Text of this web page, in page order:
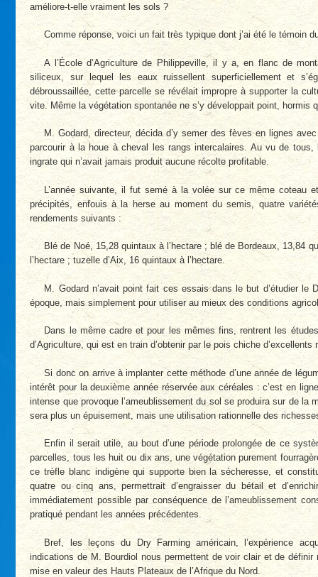
améliore-t-elle vraiment les sols ?
Comme réponse, voici un fait très typique dont j’ai été le témoin
A l’École d’Agriculture de Philippeville, il y a, en flanc de
siliceux, sur lequel les eaux ruissellent superficiellement et
débroussaillée, cette parcelle se révélait impropre à supporter la
vite. Même la végétation spontanée ne s’y développait point, hormis
M. Godard, directeur, décida d’y semer des fèves en lignes
parcourir à la houe à cheval les rangs intercalaires. Au vu de
ingrate qui n’avait jamais produit aucune récolte profitable.
L’année suivante, il fut semé à la volée sur ce même coteau
précipités, enfouis à la herse au moment du semis, quatre
rendements suivants :
Blé de Noé, 15,28 quintaux à l’hectare ; blé de Bordeaux, 13,84
l’hectare ; tuzelle d’Aix, 16 quintaux à l’hectare.
M. Godard n’avait point fait ces essais dans le but d’étudier
époque, mais simplement pour utiliser au mieux des conditions
Dans le même cadre et pour les mêmes fins, rentrent les
d’Agriculture, qui est en train d’obtenir par le pois chiche d’excellents
Si donc on arrive à implanter cette méthode d’une année de
intérêt pour la deuxième année réservée aux céréales : c’est en
intense que provoque l’ameublissement du sol se produira sur de la
sera plus un épuisement, mais une utilisation rationnelle des
Enfin il serait utile, au bout d’une période prolongée de ce
parcelles, tous les huit ou dix ans, une végétation purement
ce trèfle blanc indigène qui supporte bien la sécheresse, et
quatre ou cinq ans, permettrait d’engraisser du bétail et
immédiatement possible par conséquence de l’ameublissement
pratiqué pendant les années précédentes.
Bref, les leçons du Dry Farming américain, l’expérience
indications de M. Bourdiol nous permettent de voir clair et de
mise en valeur des Hauts Plateaux de l’Afrique du Nord.